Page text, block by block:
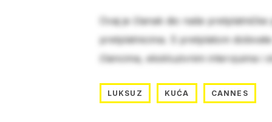
Ovaj je članak dio naše
pretplatnicima. S pretplatom
člancima, ekskluzivnim intervjuima i
LUKSUZ KUĆA CANNES